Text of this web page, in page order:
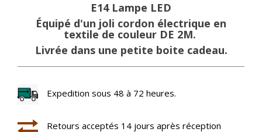
E14 Lampe LED
Équipé d'un joli cordon électrique en
textile de couleur DE 2M.
Livrée dans une petite boite cadeau.
Expedition sous 48 à 72 heures.
Retours acceptés 14 jours après réception